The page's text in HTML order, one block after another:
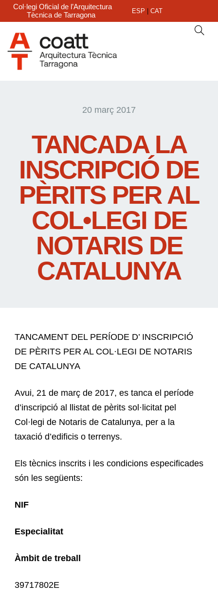
Col·legi Oficial de l’Arquitectura
Tècnica de Tarragona
ESP CAT
20 març 2017
TANCADA LA
INSCRIPCIÓ DE
PÈRITS PER AL
COL•LEGI DE
NOTARIS DE
CATALUNYA
TANCAMENT DEL PERÍODE D’ INSCRIPCIÓ
DE PÈRITS PER AL COL·LEGI DE NOTARIS
DE CATALUNYA
Avui, 21 de març de 2017, es tanca el període
d’inscripció al llistat de pèrits sol·licitat pel
Col·legi de Notaris de Catalunya, per a la
taxació d’edificis o terrenys.
Els tècnics inscrits i les condicions especificades
són les següents:
NIF
Especialitat
Àmbit de treball
39717802E